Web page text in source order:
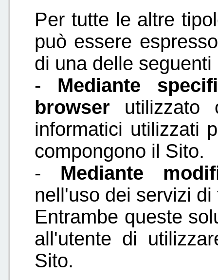
Per tutte le altre
può essere
di una delle seguenti
- Mediante
browser utilizzato
informatici utilizzati
compongono il Sito.
- Mediante
nell'uso dei servizi di
Entrambe queste
all'utente di
Sito.